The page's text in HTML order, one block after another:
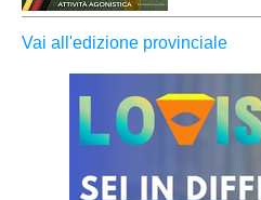
Vai all'edizione provinciale